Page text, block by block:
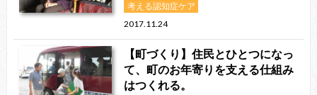
考える認知症ケア
2017.11.24
【町づくり】住民とひとつになっ
て、町のお年寄りを支える仕組み
はつくれる。